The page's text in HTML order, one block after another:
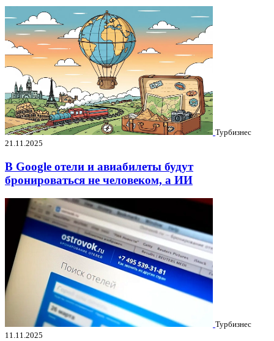
Турбизнес
21.11.2025
В Google отели и авиабилеты будут
бронироваться не человеком, а ИИ
Турбизнес
11.11.2025